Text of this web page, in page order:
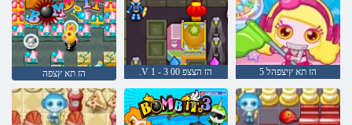
הז תא ץצפה .V 1 - 3 הז הצצפ 00 5 הז תא ץיצפהל